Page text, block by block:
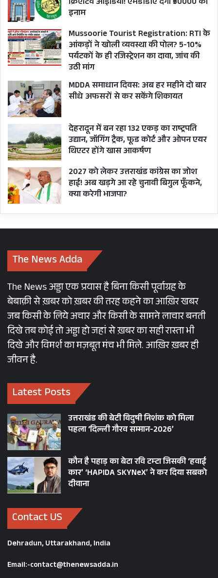
इनाम
Mussoorie Tourist Registration: RTI के
आंकड़ों ने खोली व्यवस्था की पोल? 5-10%
पर्यटकों के ही रजिस्ट्रेशन का दावा, जांच की
उठी मांग
MDDA समाधान दिवस: अब हर महीने दो बार
सीधे अफसरों से कर सकेंगे शिकायत
देहरादून में बन रहा 132 एकड़ का राष्ट्रपति
उद्यान, जॉगिंग ट्रैक, फूड कोर्ट और ओपन एयर
थिएटर होंगे खास आकर्षण
2027 को लेकर उत्तराखंड कांग्रेस का जोश
हाई! अब खड़गे आ रहे चुनावी बिगुल फूँकने,
क्या करेगी भाजपा?
The News Adda
The News अड्डा एक प्रयास है बिना किसी पूर्वाग्रह के
बेबाक़ी से ख़बर को ख़बर की तरह कहने का आख़िर खबर
जब किसी के लिये अचार और किसी के सामने लाचार बनती
दिखे तब कोई तो अड्डा हो जहां से ख़बर का सही रास्ता भी
दिखे और विमर्श का मज़बूत मंच भी मिले. आख़िर ख़बर ही
जीवन है.
Latest Posts
उत्तराखंड की बेटी विदुषी निशंक को मिला
पहला ‘दिल्ली गौरव सम्मान-2026’
कौन है पहाड़ का बेटा रवि टम्टा जिसकी ‘हवाई
कार’ ‘HAPIDA SKYNeX’ ने कर दिया सबको
दीवाना
Contact US
Dehradun, Uttarakhand, India
Email:-contact@thenewsadda.in